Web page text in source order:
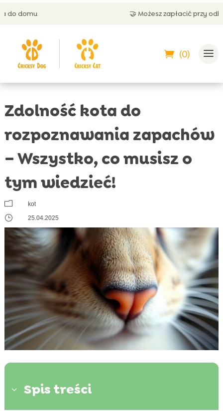
🤝 Możesz zapłacić przy odbiorze
(0)
Zdolność kota do
rozpoznawania zapachów
– Wszystko, co musisz o
tym wiedzieć!
m kot
} 25.04.2025
3 Spis treści